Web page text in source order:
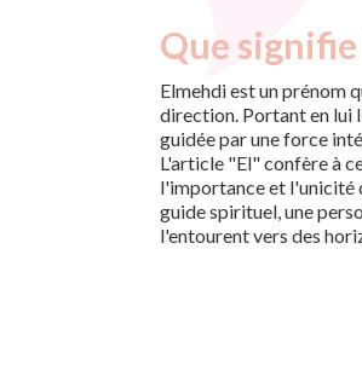
Que
Elmehdi est un prénom
direction. Portant en lui
guidée par une force
L'article "El" confère à
l'importance et l'unicité
guide spirituel, une
l'entourent vers des